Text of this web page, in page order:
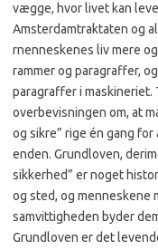
vægge, hvor livet kan
Amsterdamtraktaten og
rnenneskenes liv mere
rammer og paragraffer,
paragraffer i maskineriet.
overbevisningen om, at
og sikre” rige én gang
enden. Grundloven,
sikkerhed” er noget
og sted, og menneskene
samvittigheden byder
Grundloven er det